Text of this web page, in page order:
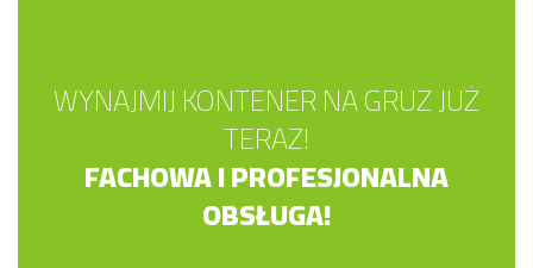
WYNAJMIJ KONTENER NA GRUZ JUŻ
TERAZ!
FACHOWA I PROFESJONALNA
OBSŁUGA!